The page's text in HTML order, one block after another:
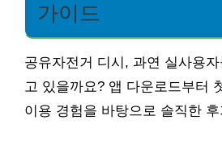
가이드
공유자전거 디시, 과연 실사용
고 있을까요? 앱 다운로드부터
이용 경험을 바탕으로 솔직한